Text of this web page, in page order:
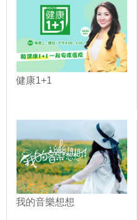
健康1+1
我的音樂想想